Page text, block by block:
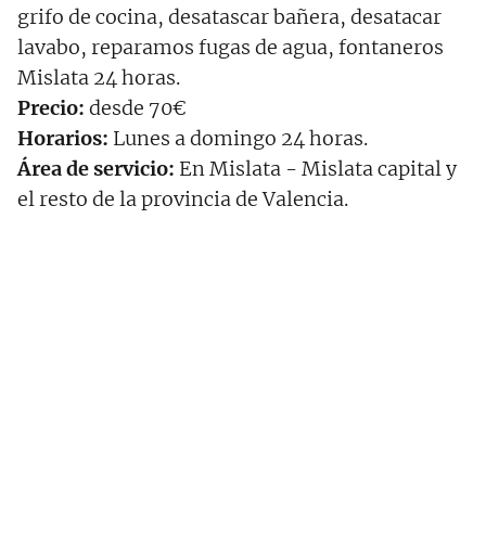
grifo de cocina, desatascar bañera, desatacar
lavabo, reparamos fugas de agua, fontaneros
Mislata 24 horas.
Precio: desde 70€
Horarios: Lunes a domingo 24 horas.
Área de servicio: En Mislata - Mislata capital y
el resto de la provincia de Valencia.